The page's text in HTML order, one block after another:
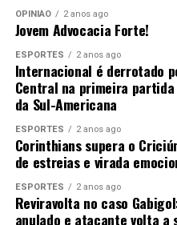
OPINIÃO 2 anos ago
Jovem Advocacia Forte!
ESPORTES 2 anos ago
Internacional é derrotado
Central na primeira
da Sul-Americana
ESPORTES 2 anos ago
Corinthians supera o
de estreias e virada
ESPORTES 2 anos ago
Reviravolta no caso
anulado e atacante volta a